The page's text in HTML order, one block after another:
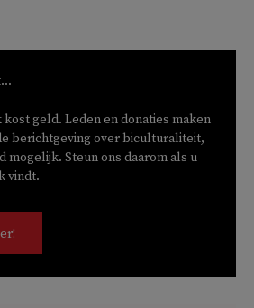
geld. Leden en donaties maken
berichtgeving over biculturaliteit,
mogelijk. Steun ons daarom als u
vindt.